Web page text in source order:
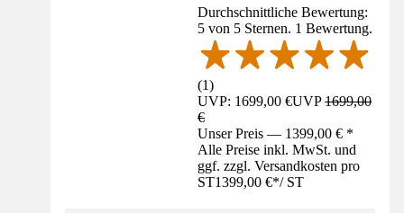
Durchschnittliche Bewertung:
5 von 5 Sternen. 1 Bewertung.
(1)
UVP: 1699,00 €UVP1699,00
€
Unser Preis — 1399,00 € *
Alle Preise inkl. MwSt. und
ggf. zzgl. Versandkosten pro
ST1399,00 €*/ ST